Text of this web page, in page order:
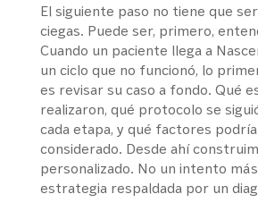
El siguiente paso no tiene que
ciegas. Puede ser, primero,
Cuando un paciente llega a
un ciclo que no funcionó, lo
es revisar su caso a fondo. Qué
realizaron, qué protocolo se
cada etapa, y qué factores
considerado. Desde ahí
personalizado. No un intento
estrategia respaldada por un